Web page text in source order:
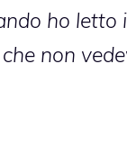
ho letto
non